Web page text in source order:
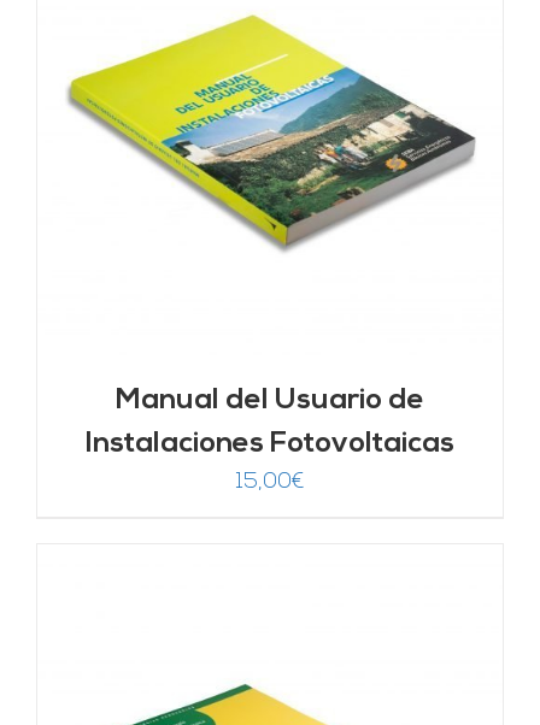
Manual del Usuario de
Instalaciones Fotovoltaicas
15,00€